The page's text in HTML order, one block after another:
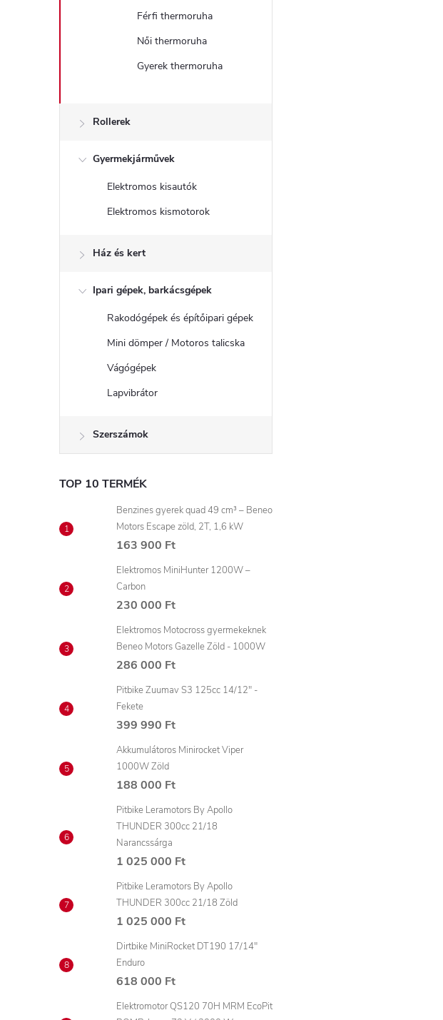
Férfi thermoruha
Női thermoruha
Gyerek thermoruha
Rollerek
Gyermekjárművek
Elektromos kisautók
Elektromos kismotorok
Ház és kert
Ipari gépek, barkácsgépek
Rakodógépek és építőipari gépek
Mini dömper / Motoros talicska
Vágógépek
Lapvibrátor
Szerszámok
TOP 10 TERMÉK
Benzines gyerek quad 49 cm³ – Beneo
Motors Escape zöld, 2T, 1,6 kW
163 900 Ft
Elektromos MiniHunter 1200W –
Carbon
230 000 Ft
Elektromos Motocross gyermekeknek
Beneo Motors Gazelle Zöld - 1000W
286 000 Ft
Pitbike Zuumav S3 125cc 14/12" -
Fekete
399 990 Ft
Akkumulátoros Minirocket Viper
1000W Zöld
188 000 Ft
Pitbike Leramotors By Apollo
THUNDER 300cc 21/18
Narancssárga
1 025 000 Ft
Pitbike Leramotors By Apollo
THUNDER 300cc 21/18 Zöld
1 025 000 Ft
Dirtbike MiniRocket DT190 17/14"
Enduro
618 000 Ft
Elektromotor QS120 70H MRM EcoPit